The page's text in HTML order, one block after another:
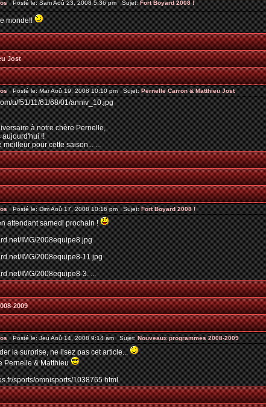
Posté le: Sam Aoû 23, 2008 5:36 pm Sujet:Fort Boyard 2008 !
monde!!
Jost
Posté le: Mar Aoû 19, 2008 10:10 pm Sujet:Pernelle Carron & Matthieu Jost
u/f51/11/61/68/01/anniv_10.jpg
à notre chère Pernelle,
aujourd'hui !!
meilleur pour cette saison... ...
Posté le: Dim Aoû 17, 2008 10:16 pm Sujet:Fort Boyard 2008 !
attendant samedi prochain !
IMG/2008equipe8.jpg
IMG/2008equipe8-11.jpg
IMG/2008equipe8-3. ...
2009
Posté le: Jeu Aoû 14, 2008 9:14 am Sujet:Nouveaux programmes 2008-2009
la surprise, ne lisez pas cet article...
Pernelle & Matthieu
sports/omnisports/1038765.html